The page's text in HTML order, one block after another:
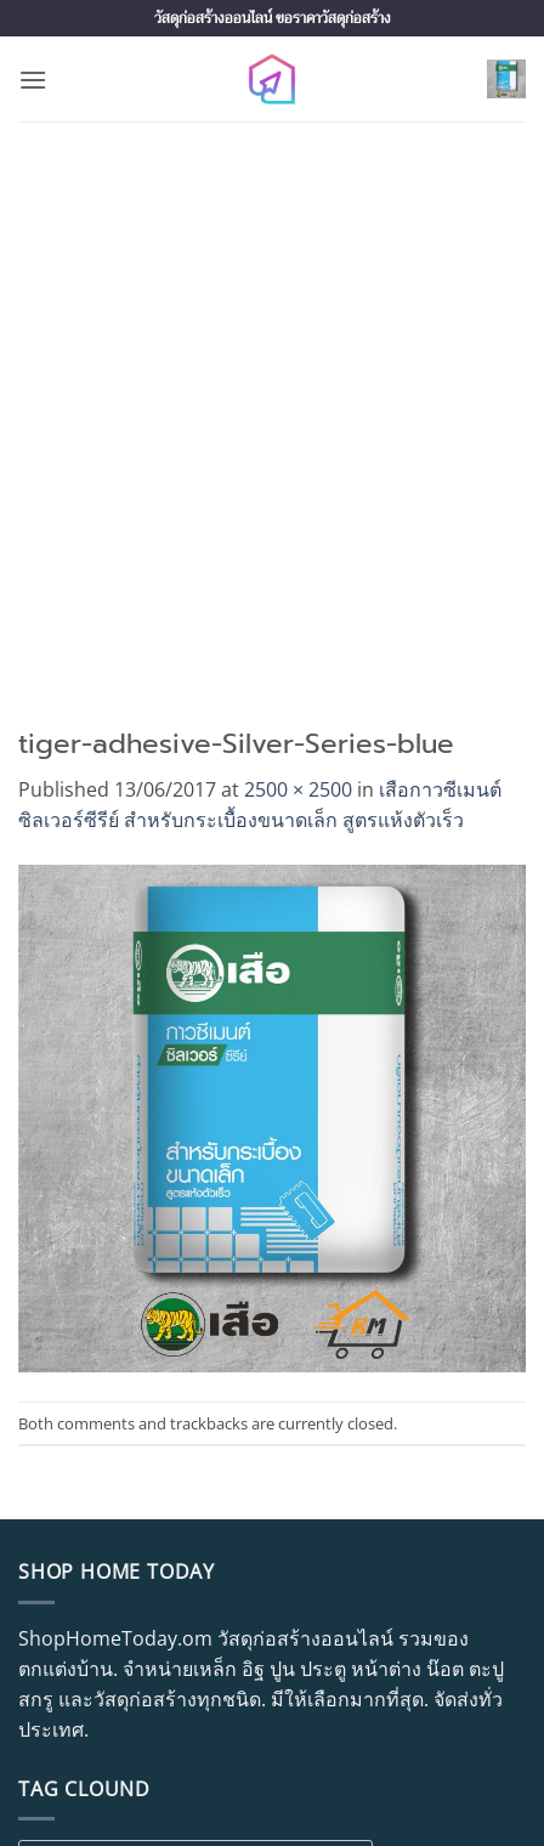
to
content
วัสดุก่อสร้างออนไลน์ ขอราคาวัสดุก่อสร้าง
tiger-adhesive-Silver-Series-blue
Published 13/06/2017at2500 × 2500 in เสือกาวซีเมนต์
ซิลเวอร์ซีรีย์ สำหรับกระเบื้องขนาดเล็ก สูตรแห้งตัวเร็ว
Both comments and trackbacks are currently closed.
SHOP HOME TODAY
ShopHomeToday.om วัสดุก่อสร้างออนไลน์ รวมของ
ตกแต่งบ้าน. จำหน่ายเหล็ก อิฐ ปูน ประตู หน้าต่าง น๊อต ตะปู
สกรู และวัสดุก่อสร้างทุกชนิด. มีให้เลือกมากที่สุด. จัดส่งทั่ว
ประเทศ.
TAG CLOUND